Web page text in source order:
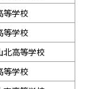
等学校
等学校
北高等学校
等学校